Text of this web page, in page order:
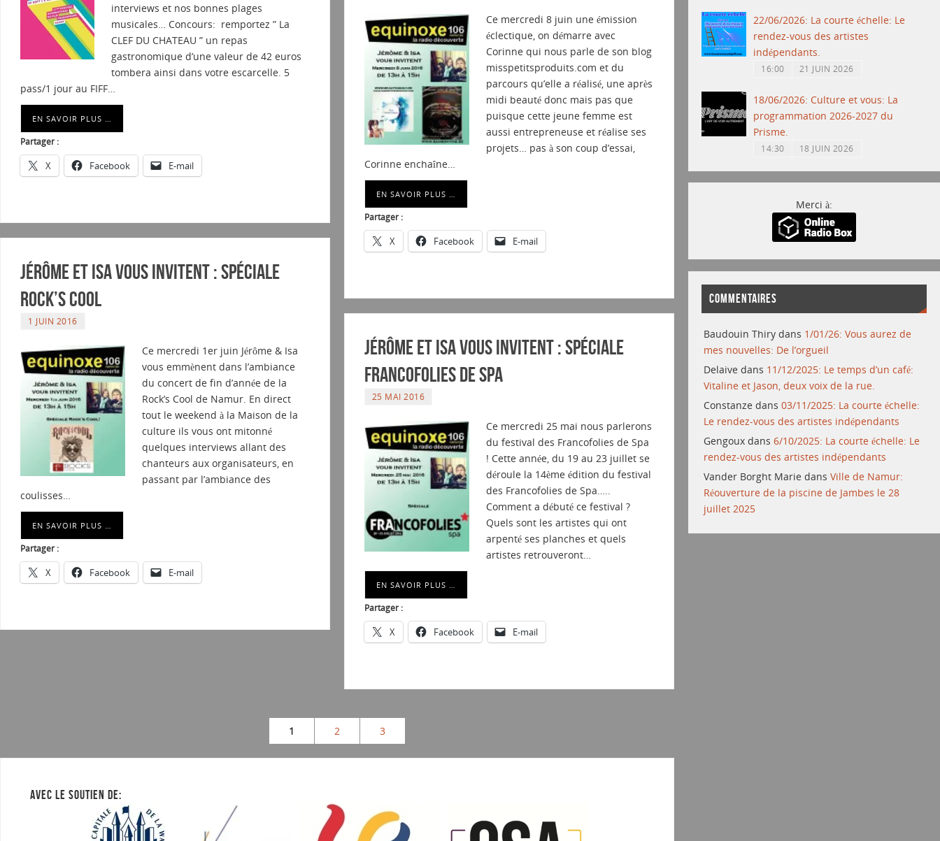
interviews et nos bonnes plages
musicales… Concours: remportez ” La
CLEF DU CHATEAU ” un repas
gastronomique d’une valeur de 42 euros
tombera ainsi dans votre escarcelle. 5
pass/1 jour au FIFF…
EN SAVOIR PLUS …
Partager :
X Facebook E-mail
Ce mercredi 8 juin une émission
éclectique, on démarre avec
Corinne qui nous parle de son blog
misspetitsproduits.com et du
parcours qu’elle a réalisé, une après
midi beauté donc mais pas que
puisque cette jeune femme est
aussi entrepreneuse et réalise ses
projets… pas à son coup d’essai,
Corinne enchaîne…
EN SAVOIR PLUS …
Partager :
X Facebook E-mail
Jérôme et Isa vous invitent : Spéciale
Rock’s Cool
1 JUIN 2016
Ce mercredi 1er juin Jérôme & Isa
vous emmènent dans l’ambiance
du concert de fin d’année de la
Rock’s Cool de Namur. En direct
tout le weekend à la Maison de la
culture ils vous ont mitonné
quelques interviews allant des
chanteurs aux organisateurs, en
passant par l’ambiance des
coulisses…
EN SAVOIR PLUS …
Partager :
X Facebook E-mail
Jérôme et Isa vous invitent : Spéciale
Francofolies de Spa
25 MAI 2016
Ce mercredi 25 mai nous parlerons
du festival des Francofolies de Spa
! Cette année, du 19 au 23 juillet se
déroule la 14ème édition du festival
des Francofolies de Spa…..
Comment a débuté ce festival ?
Quels sont les artistes qui ont
arpenté ses planches et quels
artistes retrouveront…
EN SAVOIR PLUS …
Partager :
X Facebook E-mail
1 2 3
AVEC LE SOUTIEN DE:
22/06/2026: La courte échelle: Le
rendez-vous des artistes
indépendants.
16:00 21 JUIN 2026
18/06/2026: Culture et vous: La
programmation 2026-2027 du
Prisme.
14:30 18 JUIN 2026
Merci à:
COMMENTAIRES
Baudouin Thiry dans 1/01/26: Vous aurez de
mes nouvelles: De l’orgueil
Delaive dans 11/12/2025: Le temps d’un café:
Vitaline et Jason, deux voix de la rue.
Constanze dans03/11/2025: La courte échelle:
Le rendez-vous des artistes indépendants
Gengoux dans6/10/2025: La courte échelle: Le
rendez-vous des artistes indépendants
Vander Borght Marie dansVille de Namur:
Réouverture de la piscine de Jambes le 28
juillet 2025